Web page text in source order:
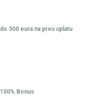
do 300 eura na prvu uplatu
100% Bonus